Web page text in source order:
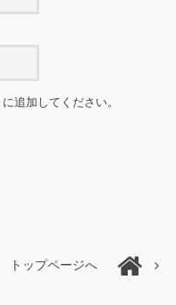
追加してください。
トップページへ